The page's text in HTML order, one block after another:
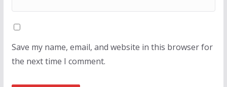
Save my name, email, and website in this browser for
the next time I comment.